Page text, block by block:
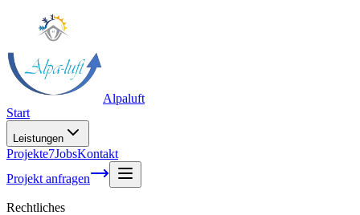
Alpaluft
Start
Leistungen
Projekte7JobsKontakt
Projekt anfragen
Rechtliches